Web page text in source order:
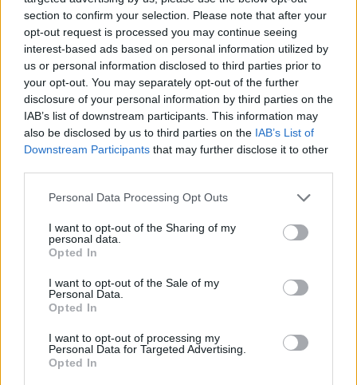
section to confirm your selection. Please note that after your
opt-out request is processed you may continue seeing
interest-based ads based on personal information utilized by
us or personal information disclosed to third parties prior to
your opt-out. You may separately opt-out of the further
disclosure of your personal information by third parties on the
IAB’s list of downstream participants. This information may
also be disclosed by us to third parties on the IAB’s List of
Downstream Participants that may further disclose it to other
Personal Data Processing Opt Outs
I want to opt-out of the Sharing of my
personal data.
Opted In
I want to opt-out of the Sale of my
Personal Data.
Opted In
I want to opt-out of processing my
Personal Data for Targeted Advertising.
Opted In